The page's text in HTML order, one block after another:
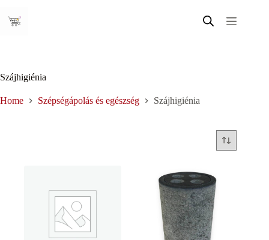
content
Szájhigiénia
Home Szépségápolás és egészség Szájhigiénia